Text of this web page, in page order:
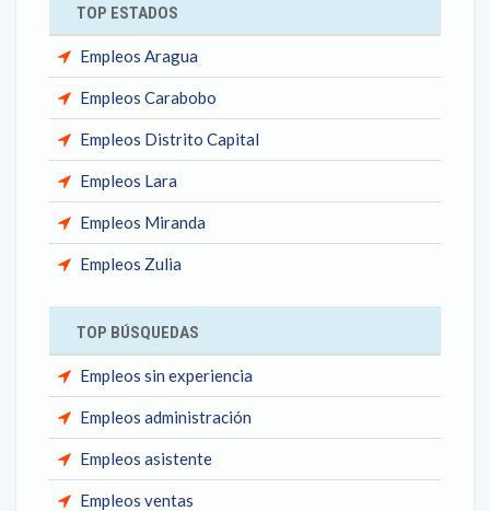
TOP ESTADOS
Empleos Aragua
Empleos Carabobo
Empleos Distrito Capital
Empleos Lara
Empleos Miranda
Empleos Zulia
TOP BÚSQUEDAS
Empleos sin experiencia
Empleos administración
Empleos asistente
Empleos ventas